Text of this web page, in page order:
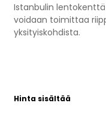
Istanbulin
voidaan toimittaa
yksityiskohdista.
Hinta sisältää